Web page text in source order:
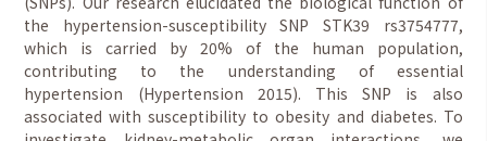
the hypertension-susceptibility SNP STK39 rs3754777,
which is carried by 20% of the human population,
contributing to the understanding of essential
hypertension (Hypertension 2015). This SNP is also
associated with susceptibility to obesity and diabetes. To